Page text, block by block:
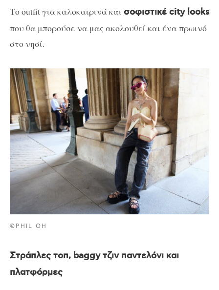
Το outfit για καλοκαιρινά και σοφιστικέ city looks
που θα μπορούσε να μας ακολουθεί και ένα πρωινό
στο νησί.
©PHIL OH
Στράπλες τοπ, baggy τζιν παντελόνι και
πλατφόρμες